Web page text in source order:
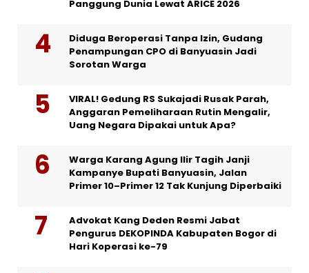
Panggung Dunia Lewat ARICE 2026
Diduga Beroperasi Tanpa Izin, Gudang
Penampungan CPO di Banyuasin Jadi
Sorotan Warga
VIRAL! Gedung RS Sukajadi Rusak Parah,
Anggaran Pemeliharaan Rutin Mengalir,
Uang Negara Dipakai untuk Apa?
Warga Karang Agung Ilir Tagih Janji
Kampanye Bupati Banyuasin, Jalan
Primer 10–Primer 12 Tak Kunjung Diperbaiki
Advokat Kang Deden Resmi Jabat
Pengurus DEKOPINDA Kabupaten Bogor di
Hari Koperasi ke-79